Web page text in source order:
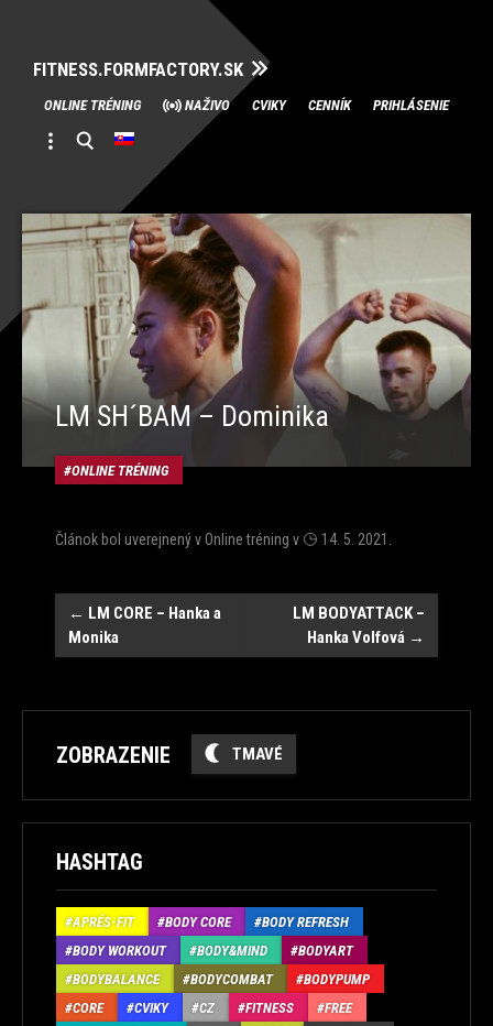
FITNESS.FORMFACTORY.SK
Skip
to
content
ONLINE TRÉNING NAŽIVO CVIKY CENNÍK PRIHLÁSENIE
LM SH´BAM – Dominika
ONLINE TRÉNING
Článok bol uverejnený vOnline tréning v 14. 5. 2021
Post
navigation
← LM CORE – Hanka a
Monika
LM BODYATTACK –
Hanka Volfová →
ZOBRAZENIE TMAVÉ
HASHTAG
APRÉS-FIT BODY CORE
BODY REFRESH
BODY WORKOUT
BODY&MIND
BODYART
BODYBALANCE
BODYCOMBAT
BODYPUMP
CORE
CVIKY CZ FITNESS
FREE